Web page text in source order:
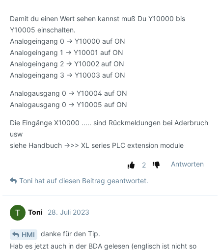
Damit du einen Wert sehen kannst muß Du Y10000 bis
Y10005 einschalten.
Analogeingang 0 -> Y10000 auf ON
Analogeingang 1 -> Y10001 auf ON
Analogeingang 2 -> Y10002 auf ON
Analogeingang 3 -> Y10003 auf ON
Analogausgang 0 -> Y10004 auf ON
Analogausgang 0 -> Y10005 auf ON
Die Eingänge X10000 ..... sind Rückmeldungen bei Aderbruch
usw
siehe Handbuch ->>> XL series PLC extension module
2
Antworten
Toni hat auf diesen Beitrag geantwortet.
Toni 28. Juli 2023
HMI
danke für den Tip.
Hab es jetzt auch in der BDA gelesen (englisch ist nicht so